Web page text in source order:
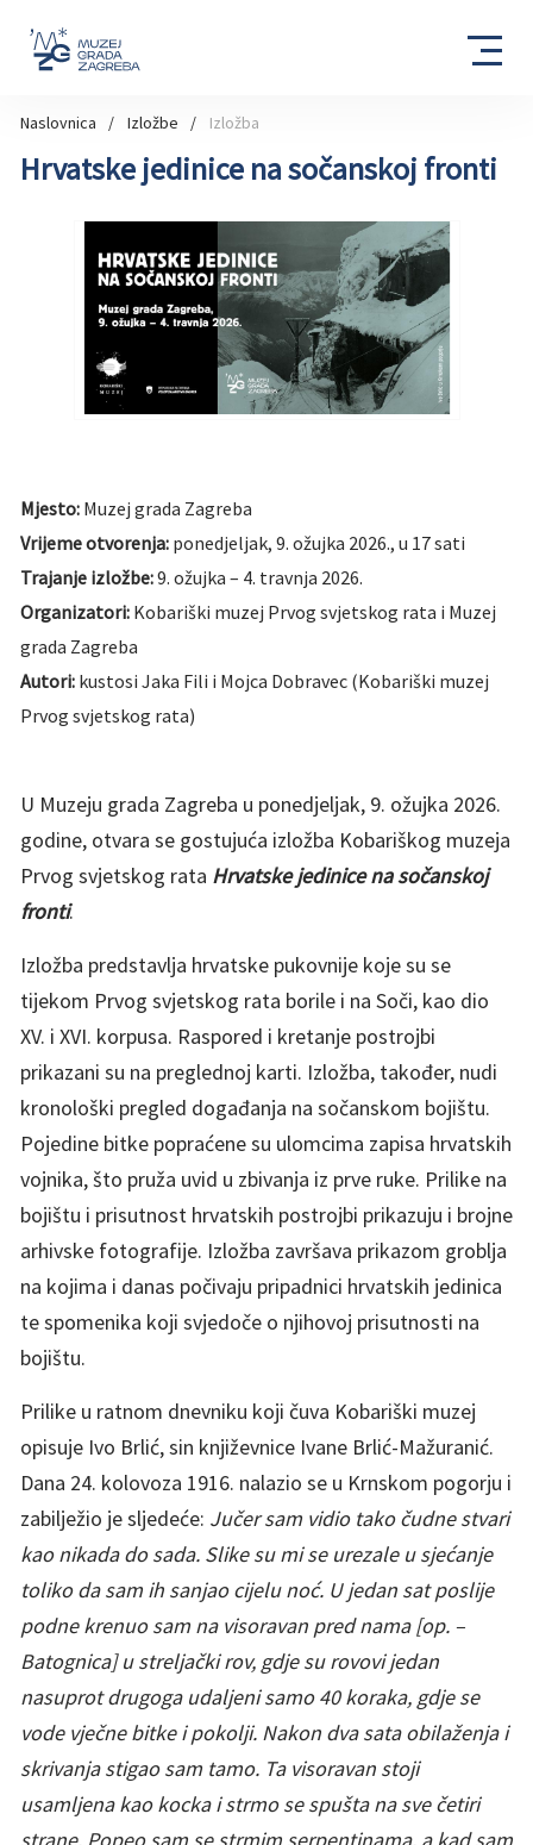
Naslovnica Izložbe Izložba
Hrvatske jedinice na sočanskoj fronti
Mjesto: Muzej grada Zagreba
Vrijeme otvorenja: ponedjeljak, 9. ožujka 2026., u 17 sati
Trajanje izložbe:9. ožujka – 4. travnja 2026.
Organizatori: Kobariški muzej Prvog svjetskog rata i Muzej
grada Zagreba
Autori: kustosi Jaka Fili i Mojca Dobravec (Kobariški muzej
Prvog svjetskog rata)
U Muzeju grada Zagreba u ponedjeljak, 9. ožujka 2026.
godine, otvara se gostujuća izložba Kobariškog muzeja
Prvog svjetskog rata Hrvatske jedinice na sočanskoj
fronti.
Izložba predstavlja hrvatske pukovnije koje su se
tijekom Prvog svjetskog rata borile i na Soči, kao dio
XV. i XVI. korpusa. Raspored i kretanje postrojbi
prikazani su na preglednoj karti. Izložba, također, nudi
kronološki pregled događanja na sočanskom bojištu.
Pojedine bitke popraćene su ulomcima zapisa hrvatskih
vojnika, što pruža uvid u zbivanja iz prve ruke. Prilike na
bojištu i prisutnost hrvatskih postrojbi prikazuju i brojne
arhivske fotografije. Izložba završava prikazom groblja
na kojima i danas počivaju pripadnici hrvatskih jedinica
te spomenika koji svjedoče o njihovoj prisutnosti na
bojištu.
Prilike u ratnom dnevniku koji čuva Kobariški muzej
opisuje Ivo Brlić, sin književnice Ivane Brlić-Mažuranić.
Dana 24. kolovoza 1916. nalazio se u Krnskom pogorju i
zabilježio je sljedeće: Jučer sam vidio tako čudne stvari
kao nikada do sada. Slike su mi se urezale u sjećanje
toliko da sam ih sanjao cijelu noć. U jedan sat poslije
podne krenuo sam na visoravan pred nama [op. –
Batognica] u streljački rov, gdje su rovovi jedan
nasuprot drugoga udaljeni samo 40 koraka, gdje se
vode vječne bitke i pokolji. Nakon dva sata obilaženja i
skrivanja stigao sam tamo. Ta visoravan stoji
usamljena kao kocka i strmo se spušta na sve četiri
strane. Popeo sam se strmim serpentinama, a kad sam